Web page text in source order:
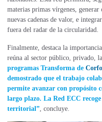
materias primas vírgenes,
nuevas cadenas de valor, e
fuera del radar de la circularidad.
Finalmente, destaca la
reúna al sector público, privado,
programas Transforma de Corfo
demostrado que el trabajo
permite avanzar con propósito
largo plazo. La Red ECC
territorial” , concluye.